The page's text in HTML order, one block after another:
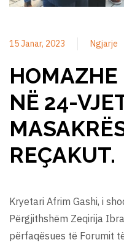
15 Janar, 2023 Ngjarje
HOMAZHE
NË 24-
REÇAKUT.
Kryetari Afrim Gashi, i
Përgjithshëm Zeqirija
përfaqësues të Forumit